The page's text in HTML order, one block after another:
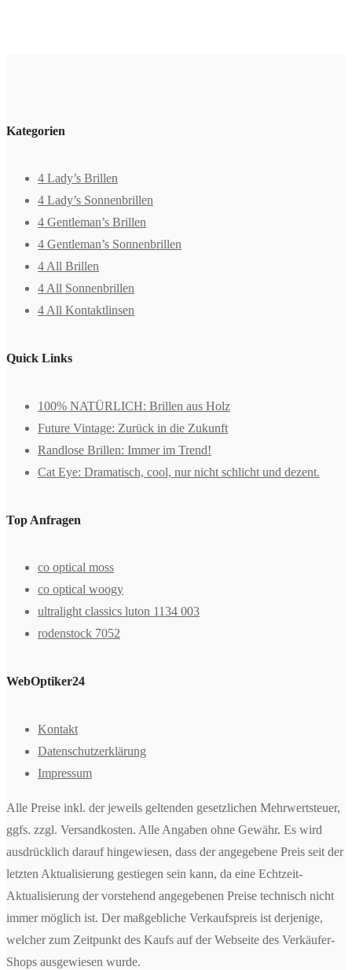
Kategorien
4 Lady’s Brillen
4 Lady’s Sonnenbrillen
4 Gentleman’s Brillen
4 Gentleman’s Sonnenbrillen
4 All Brillen
4 All Sonnenbrillen
4 All Kontaktlinsen
Quick Links
100% NATÜRLICH: Brillen aus Holz
Future Vintage: Zurück in die Zukunft
Randlose Brillen: Immer im Trend!
Cat Eye: Dramatisch, cool, nur nicht schlicht und dezent.
Top Anfragen
co optical moss
co optical woogy
ultralight classics luton 1134 003
rodenstock 7052
WebOptiker24
Kontakt
Datenschutzerklärung
Impressum
Alle Preise inkl. der jeweils geltenden gesetzlichen Mehrwertsteuer,
ggfs. zzgl. Versandkosten. Alle Angaben ohne Gewähr. Es wird
ausdrücklich darauf hingewiesen, dass der angegebene Preis seit der
letzten Aktualisierung gestiegen sein kann, da eine Echtzeit-
Aktualisierung der vorstehend angegebenen Preise technisch nicht
immer möglich ist. Der maßgebliche Verkaufspreis ist derjenige,
welcher zum Zeitpunkt des Kaufs auf der Webseite des Verkäufer-
Shops ausgewiesen wurde.